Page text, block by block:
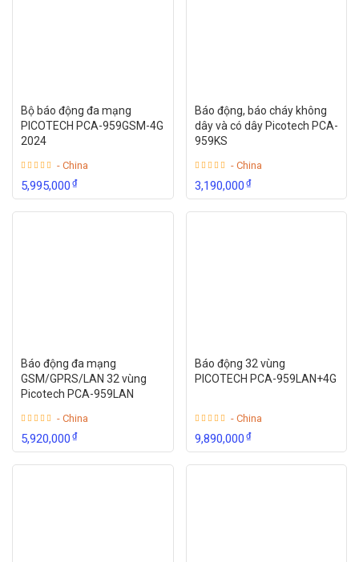
Bộ báo động đa mạng
PICOTECH PCA-959GSM-4G
2024
- China
5,995,000₫
Báo động, báo cháy không
dây và có dây Picotech PCA-
959KS
- China
3,190,000₫
Báo động đa mạng
GSM/GPRS/LAN 32 vùng
Picotech PCA-959LAN
- China
5,920,000₫
Báo động 32 vùng
PICOTECH PCA-959LAN+4G
- China
9,890,000₫